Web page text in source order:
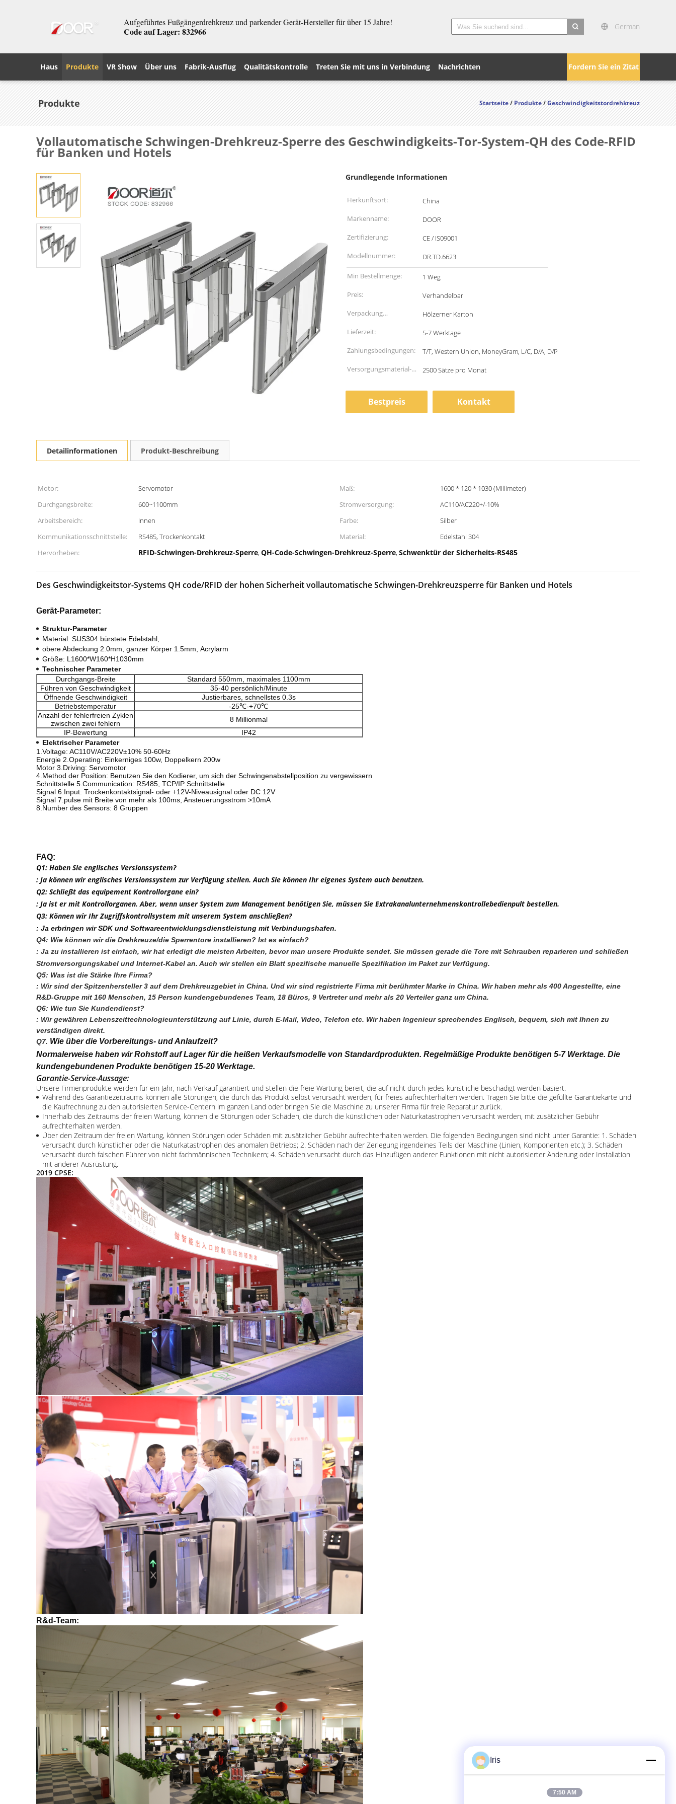
Aufgeführtes Fußgängerdrehkreuz und parkender Gerät-Hersteller für über 15 Jahre!
Code auf Lager: 832966 German
Fordern Sie ein Zitat
Haus Produkte VR Show Über uns Fabrik-Ausflug Qualitätskontrolle Treten Sie mit uns in Verbindung Nachrichten
Produkte Startseite/Produkte/Geschwindigkeitstordrehkreuz
Vollautomatische Schwingen-Drehkreuz-Sperre des Geschwindigkeits-Tor-System-QH des Code-RFID
für Banken und Hotels
Grundlegende Informationen
Herkunftsort:
China
Markenname:
DOOR
Zertifizierung:
CE / IS09001
Modellnummer:
DR.TD.6623
Min Bestellmenge:
1 Weg
Preis:
Verhandelbar
Verpackung
Informationen:
Hölzerner Karton
Lieferzeit:
5-7 Werktage
Zahlungsbedingungen:
T/T, Western Union, MoneyGram, L/C, D/A, D/P
Versorgungsmaterial-
2500 Sätze pro Monat
Bestpreis Kontakt
Detailinformationen Produkt-Beschreibung
Motor: Servomotor Maß:
1600 * 120 * 1030 (Millimeter)
Durchgangsbreite:
600~1100mm Stromversorgung:
AC110/AC220+/-10%
Arbeitsbereich:
Innen Farbe:
Silber
Kommunikationsschnittstelle:
RS485, Trockenkontakt Material:
Edelstahl 304
Hervorheben:
RFID-Schwingen-Drehkreuz-Sperre, QH-Code-Schwingen-Drehkreuz-Sperre, Schwenktür der Sicherheits-RS485
Des Geschwindigkeitstor-Systems QH code/RFID der hohen Sicherheit vollautomatische Schwingen-Drehkreuzsperre für Banken und Hotels
Gerät-Parameter:
Struktur-Parameter
Material: SUS304 bürstete Edelstahl,
obere Abdeckung 2.0mm, ganzer Körper 1.5mm, Acrylarm
Größe: L1600*W160*H1030mm
Technischer Parameter
Durchgangs-Breite
Standard 550mm, maximales 1100mm
Führen von Geschwindigkeit
35-40 persönlich/Minute
Öffnende Geschwindigkeit
Justierbares, schnellstes 0.3s
Betriebstemperatur
-25℃-+70℃
Anzahl der fehlerfreien Zyklen
zwischen zwei fehlern
8 Millionmal
IP-Bewertung
IP42
Elektrischer Parameter
1.Voltage: AC110V/AC220V±10% 50-60Hz
Energie 2.Operating: Einkerniges 100w, Doppelkern 200w
Motor 3.Driving: Servomotor
4.Method der Position: Benutzen Sie den Kodierer, um sich der Schwingenabstellposition zu vergewissern
Schnittstelle 5.Communication: RS485, TCP/IP Schnittstelle
Signal 6.Input: Trockenkontaktsignal- oder +12V-Niveausignal oder DC 12V
Signal 7.pulse mit Breite von mehr als 100ms, Ansteuerungsstrom >10mA
8.Number des Sensors: 8 Gruppen
FAQ:
Q1: Haben Sie englisches Versionssystem?
: Ja können wir englisches Versionssystem zur Verfügung stellen. Auch Sie können Ihr eigenes System auch benutzen.
Q2: Schließt das equipement Kontrollorgane ein?
: Ja ist er mit Kontrollorganen. Aber, wenn unser System zum Management benötigen Sie, müssen Sie Extrakanalunternehmenskontrollebedienpult bestellen.
Q3: Können wir Ihr Zugriffskontrollsystem mit unserem System anschließen?
: Ja erbringen wir SDK und Softwareentwicklungsdienstleistung mit Verbindungshafen.
Q4: Wie können wir die Drehkreuze/die Sperrentore installieren? Ist es einfach?
: Ja zu installieren ist einfach, wir hat erledigt die meisten Arbeiten, bevor man unsere Produkte sendet. Sie müssen gerade die Tore mit Schrauben reparieren und schließen
Stromversorgungskabel und Internet-Kabel an. Auch wir stellen ein Blatt spezifische manuelle Spezifikation im Paket zur Verfügung.
Q5: Was ist die Stärke Ihre Firma?
: Wir sind der Spitzenhersteller 3 auf dem Drehkreuzgebiet in China. Und wir sind registrierte Firma mit berühmter Marke in China. Wir haben mehr als 400 Angestellte, eine
R&D-Gruppe mit 160 Menschen, 15 Person kundengebundenes Team, 18 Büros, 9 Vertreter und mehr als 20 Verteiler ganz um China.
Q6: Wie tun Sie Kundendienst?
: Wir gewähren Lebenszeittechnologieunterstützung auf Linie, durch E-Mail, Video, Telefon etc. Wir haben Ingenieur sprechendes Englisch, bequem, sich mit Ihnen zu
verständigen direkt.
Q7. Wie über die Vorbereitungs- und Anlaufzeit?
Normalerweise haben wir Rohstoff auf Lager für die heißen Verkaufsmodelle von Standardprodukten. Regelmäßige Produkte benötigen 5-7 Werktage. Die
kundengebundenen Produkte benötigen 15-20 Werktage.
Garantie-Service-Aussage:
Unsere Firmenprodukte werden für ein Jahr, nach Verkauf garantiert und stellen die freie Wartung bereit, die auf nicht durch jedes künstliche beschädigt werden basiert.
Während des Garantiezeitraums können alle Störungen, die durch das Produkt selbst verursacht werden, für freies aufrechterhalten werden. Tragen Sie bitte die gefüllte Garantiekarte und
die Kaufrechnung zu den autorisierten Service-Centern im ganzen Land oder bringen Sie die Maschine zu unserer Firma für freie Reparatur zurück.
Innerhalb des Zeitraums der freien Wartung, können die Störungen oder Schäden, die durch die künstlichen oder Naturkatastrophen verursacht werden, mit zusätzlicher Gebühr
aufrechterhalten werden.
Über den Zeitraum der freien Wartung, können Störungen oder Schäden mit zusätzlicher Gebühr aufrechterhalten werden. Die folgenden Bedingungen sind nicht unter Garantie: 1. Schäden
verursacht durch künstlicher oder die Naturkatastrophen des anomalen Betriebs; 2. Schäden nach der Zerlegung irgendeines Teils der Maschine (Linien, Komponenten etc.); 3. Schäden
verursacht durch falschen Führer von nicht fachmännischen Technikern; 4. Schäden verursacht durch das Hinzufügen anderer Funktionen mit nicht autorisierter Änderung oder Installation
mit anderer Ausrüstung.
2019 CPSE:
R&d-Team:
Iris
7:50 AM